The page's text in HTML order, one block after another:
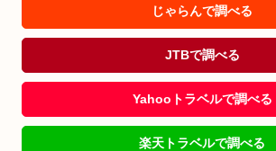
じゃらんで調べる
JTBで調べる
Yahooトラベルで調べる
楽天トラベルで調べる